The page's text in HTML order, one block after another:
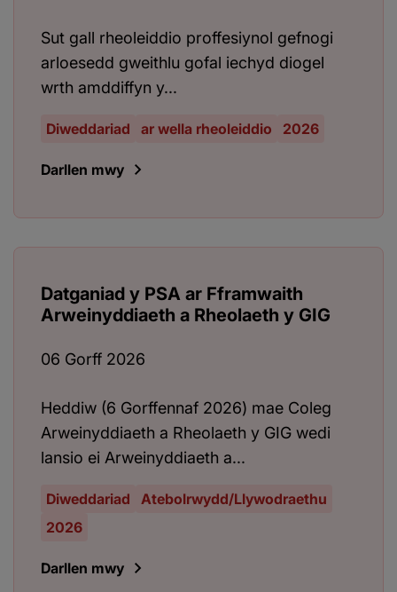
Sut gall rheoleiddio proffesiynol gefnogi
arloesedd gweithlu gofal iechyd diogel
wrth amddiffyn y...
Diweddariad ar wella rheoleiddio 2026
Darllen mwy
Datganiad y PSA ar Fframwaith
Arweinyddiaeth a Rheolaeth y GIG
06 Gorff 2026
Heddiw (6 Gorffennaf 2026) mae Coleg
Arweinyddiaeth a Rheolaeth y GIG wedi
lansio ei Arweinyddiaeth a...
Diweddariad
Atebolrwydd/Llywodraethu
2026
Darllen mwy